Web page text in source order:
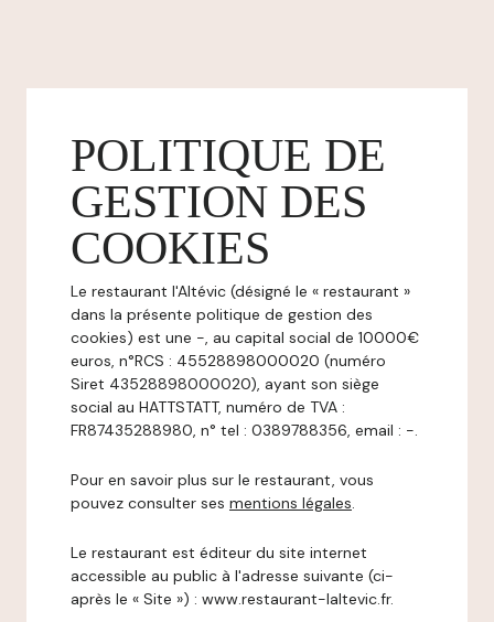
POLITIQUE DE
GESTION DES
COOKIES
Le restaurant l'Altévic (désigné le « restaurant »
dans la présente politique de gestion des
cookies) est une -, au capital social de 10000€
euros, n°RCS : 45528898000020 (numéro
Siret 43528898000020), ayant son siège
social au HATTSTATT, numéro de TVA :
FR87435288980, n° tel : 0389788356, email : -.
Pour en savoir plus sur le restaurant, vous
pouvez consulter ses mentions légales.
Le restaurant est éditeur du site internet
accessible au public à l'adresse suivante (ci-
après le « Site ») : www.restaurant-laltevic.fr.